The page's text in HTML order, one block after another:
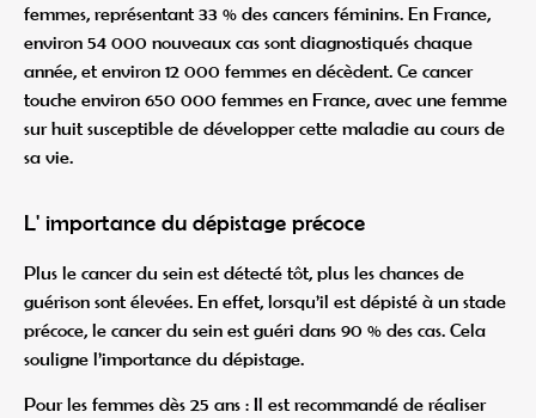
femmes, représentant 33 % des cancers féminins. En France,
environ 54 000 nouveaux cas sont diagnostiqués chaque
année, et environ 12 000 femmes en décèdent. Ce cancer
touche environ 650 000 femmes en France, avec une femme
sur huit susceptible de développer cette maladie au cours de
sa vie.
L' importance du dépistage précoce
Plus le cancer du sein est détecté tôt, plus les chances de
guérison sont élevées. En effet, lorsqu’il est dépisté à un stade
précoce, le cancer du sein est guéri dans 90 % des cas. Cela
souligne l’importance du dépistage.
Pour les femmes dès 25 ans : Il est recommandé de réaliser